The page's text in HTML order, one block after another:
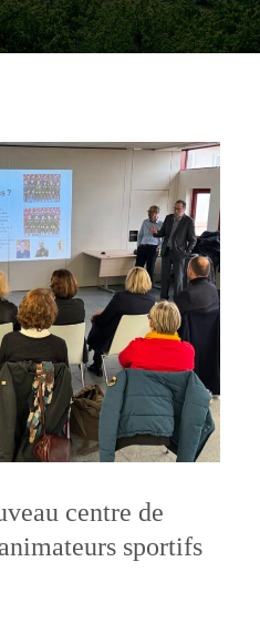
centre de
sportifs